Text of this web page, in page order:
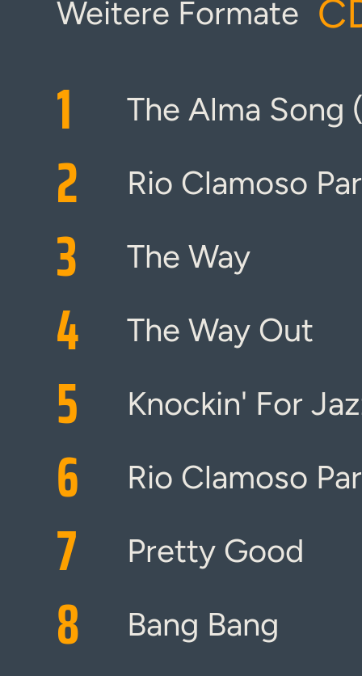
Weitere Formate
1 The Alma Song
2 Rio Clamoso
3 The Way
4 The Way Out
5 Knockin' For
6 Rio Clamoso
7 Pretty Good
8 Bang Bang